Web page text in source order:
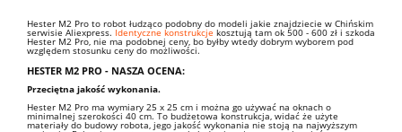
Hester M2 Pro to robot łudząco podobny do modeli jakie znajdziecie w Chińskim
serwisie Aliexpress. Identyczne konstrukcje kosztują tam ok 500 - 600 zł i szkoda
Hester M2 Pro, nie ma podobnej ceny, bo byłby wtedy dobrym wyborem pod
względem stosunku ceny do możliwości.
HESTER M2 PRO - NASZA OCENA:
Przeciętna jakość wykonania.
Hester M2 Pro ma wymiary 25 x 25 cm i można go używać na oknach o
minimalnej szerokości 40 cm. To budżetowa konstrukcja, widać że użyte
materiały do budowy robota, jego jakość wykonania nie stoją na najwyższym